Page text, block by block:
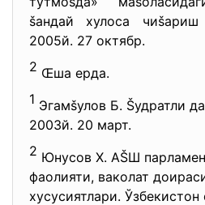
šандай хулоса
2005й. 27 октябр.
2 Œша ерда.
1 Эгамšулов Б. Šудратли
2003й. 20 март.
2 Юнусов Х. АŠШ
фаолияти, ваколат
хусусиятлари.